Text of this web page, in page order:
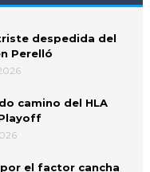
despedida del
Perelló
camino del HLA
el factor cancha